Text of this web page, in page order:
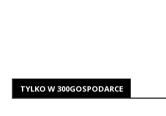
TYLKO W 300GOSPODARCE